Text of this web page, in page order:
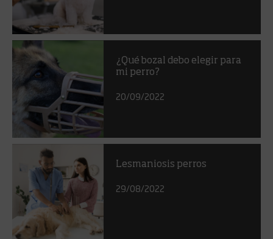
¿Qué bozal debo elegir para
mi perro?
20/09/2022
Lesmaniosis perros
29/08/2022